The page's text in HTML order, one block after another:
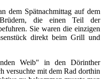
dem Spätnachmittag auf dem
die einen Teil der
Sie waren die einzigen
direkt beim Grill und
Weib" in den Dörinther
versuchte mit dem Rad dorthin